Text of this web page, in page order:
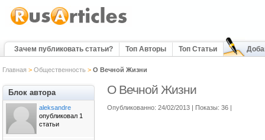
Зачем публиковать статьи? Топ Авторы Топ Статьи
Главная > Общественность > О Вечной Жизни
О Вечной Жизни
Опубликованно: 24/02/2013 | Показы: 36 |
Блок автора
aleksandre
опубликовал 1
статьи